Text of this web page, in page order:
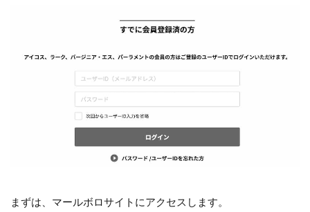
まずは、マールボロサイトにアクセスします。